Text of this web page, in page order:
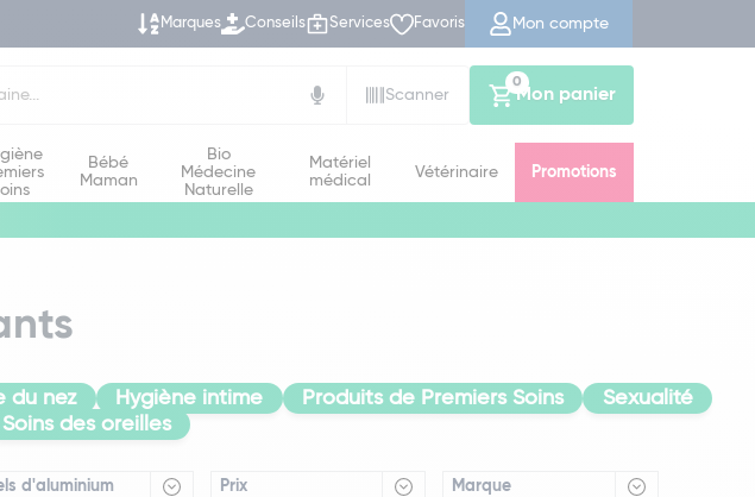
Marques Conseils Services Favoris Mon compte
Scanner
Mon panier
0
Bébé
Maman
Bio
Médecine
Naturelle
Matériel
médical
Vétérinaire Promotions
du nez Hygiène intime Produits de Premiers Soins
Sexualité
Soins des oreilles
d'aluminium Prix Marque